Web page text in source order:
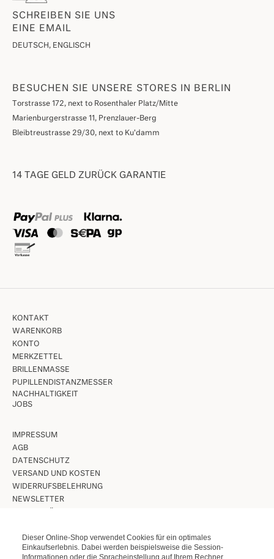
SCHREIBEN SIE UNS
EINE EMAIL
DEUTSCH, ENGLISCH
BESUCHEN SIE UNSERE STORES IN BERLIN
Torstrasse 172, next to Rosenthaler Platz/Mitte
Marienburgerstrasse 11, Prenzlauer-Berg
Bleibtreustrasse 29/30, next to Ku'damm
14 TAGE GELD ZURÜCK GARANTIE
KONTAKT
WARENKORB
KONTO
MERKZETTEL
BRILLENMASSE
PUPILLENDISTANZMESSER
NACHHALTIGKEIT
JOBS
IMPRESSUM
AGB
DATENSCHUTZ
VERSAND UND KOSTEN
WIDERRUFSBELEHRUNG
NEWSLETTER
VINTAGE BRILLEN
VINTAGE SONNENBRILLEN
Dieser Online-Shop verwendet Cookies für ein optimales
Einkaufserlebnis. Dabei werden beispielsweise die Session-
Informationen oder die Spracheinstellung auf Ihrem Rechner